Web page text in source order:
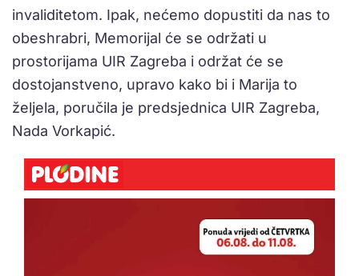
invaliditetom. Ipak, nećemo dopustiti da nas to
obeshrabri, Memorijal će se održati u
prostorijama UIR Zagreba i održat će se
dostojanstveno, upravo kako bi i Marija to
željela, poručila je predsjednica UIR Zagreba,
Nada Vorkapić.